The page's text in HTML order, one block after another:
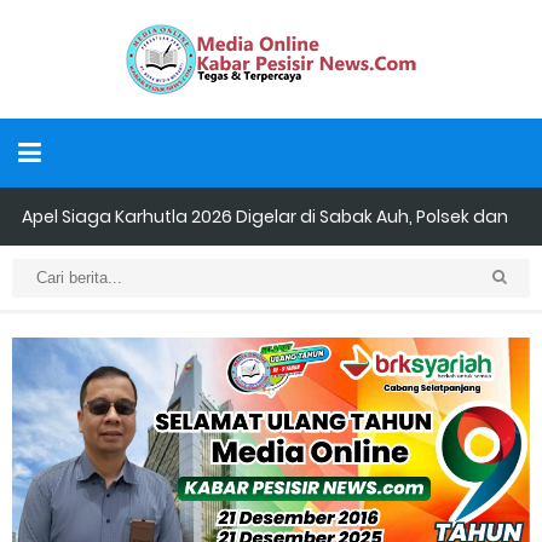
Apel Siaga Karhutla 2026 Digelar di Sabak Auh, Polsek dan
Forkopimcam Perkuat Kesiapsiagaan Cegah Kebakaran
Musyawarah LAM Ke-3 Tualang Sukses, Zulkifli Z (Nomor Urut 1)
Resmi Terpilih Pimpin Lembaga Adat
Kapolres Kepulauan Meranti Perkuat Sinergi Jelang Ekspedisi
Merah Putih Presisi Polda Riau.